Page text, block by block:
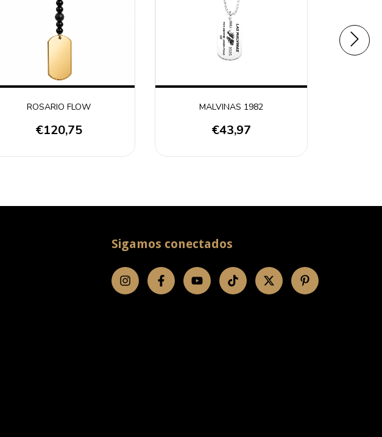
ROSARIO FLOW
€120,75
MALVINAS 1982
€43,97
Sigamos conectados